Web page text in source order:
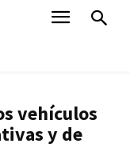
vehículos
y de